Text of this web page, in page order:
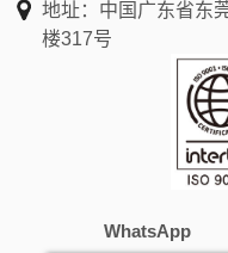
地址：中国广东省东
楼317号
WhatsApp